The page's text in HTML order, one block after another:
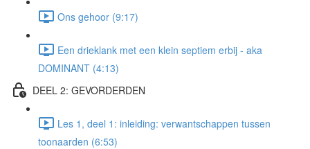
Ons gehoor (9:17)
Een drieklank met een klein septiem erbij - aka
DOMINANT (4:13)
DEEL 2: GEVORDERDEN
Les 1, deel 1: inleiding: verwantschappen tussen
toonaarden (6:53)